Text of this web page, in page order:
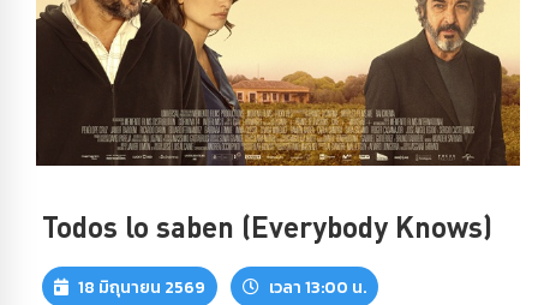
Todos lo saben (Everybody Knows)
18 มิถุนายน 2569 เวลา 13:00 น.